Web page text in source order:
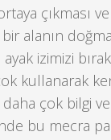
çıkması
alanın
izimizi
kullanarak
daha çok bilgi
bu mecra